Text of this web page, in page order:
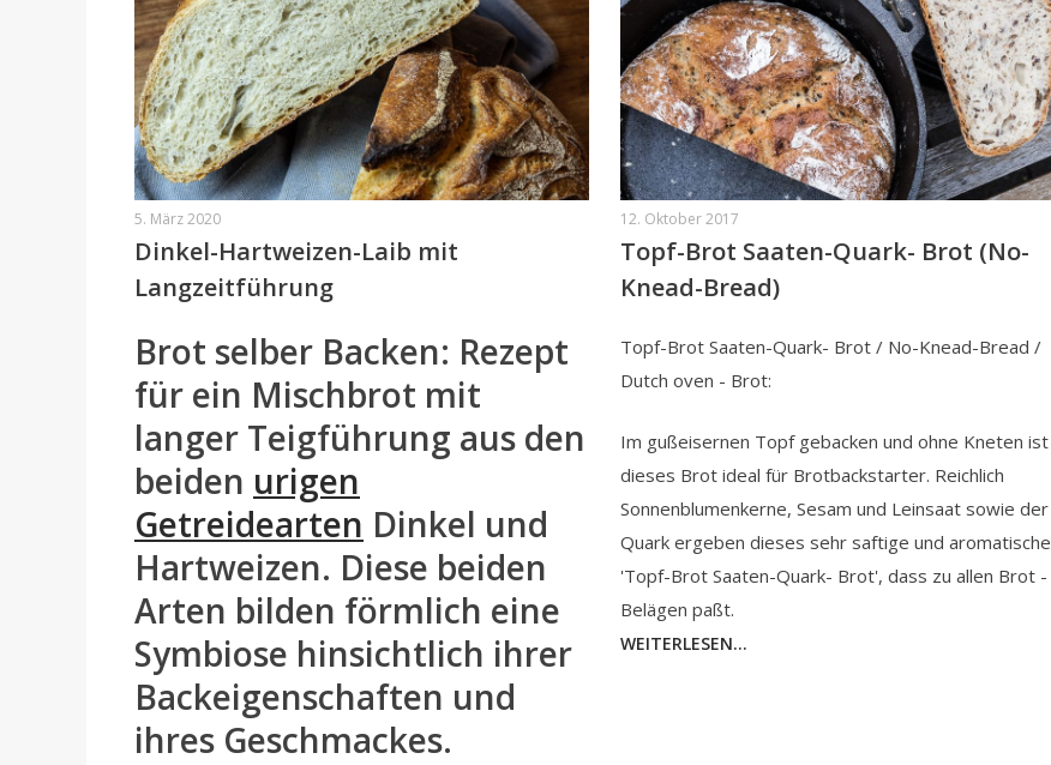
5. März 2020
Dinkel-Hartweizen-Laib mit
Langzeitführung
Brot selber Backen: Rezept
für ein Mischbrot mit
langer Teigführung aus den
beiden urigen
Getreidearten Dinkel und
Hartweizen. Diese beiden
Arten bilden förmlich eine
Symbiose hinsichtlich ihrer
Backeigenschaften und
ihres Geschmackes.
12. Oktober 2017
Topf-Brot Saaten-Quark- Brot (No-
Knead-Bread)
Topf-Brot Saaten-Quark- Brot / No-Knead-Bread /
Dutch oven - Brot:
Im gußeisernen Topf gebacken und ohne Kneten ist
dieses Brot ideal für Brotbackstarter. Reichlich
Sonnenblumenkerne, Sesam und Leinsaat sowie der
Quark ergeben dieses sehr saftige und aromatische
'Topf-Brot Saaten-Quark- Brot', dass zu allen Brot -
Belägen paßt.
WEITERLESEN...